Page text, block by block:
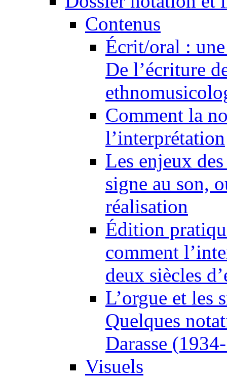
Contenus
Écrit/oral :
De l’écriture
Comment la
l’interprétation
Les enjeux
signe au son,
réalisation
Édition
comment
deux siècles
L’orgue et les
Quelques
Darasse
Visuels